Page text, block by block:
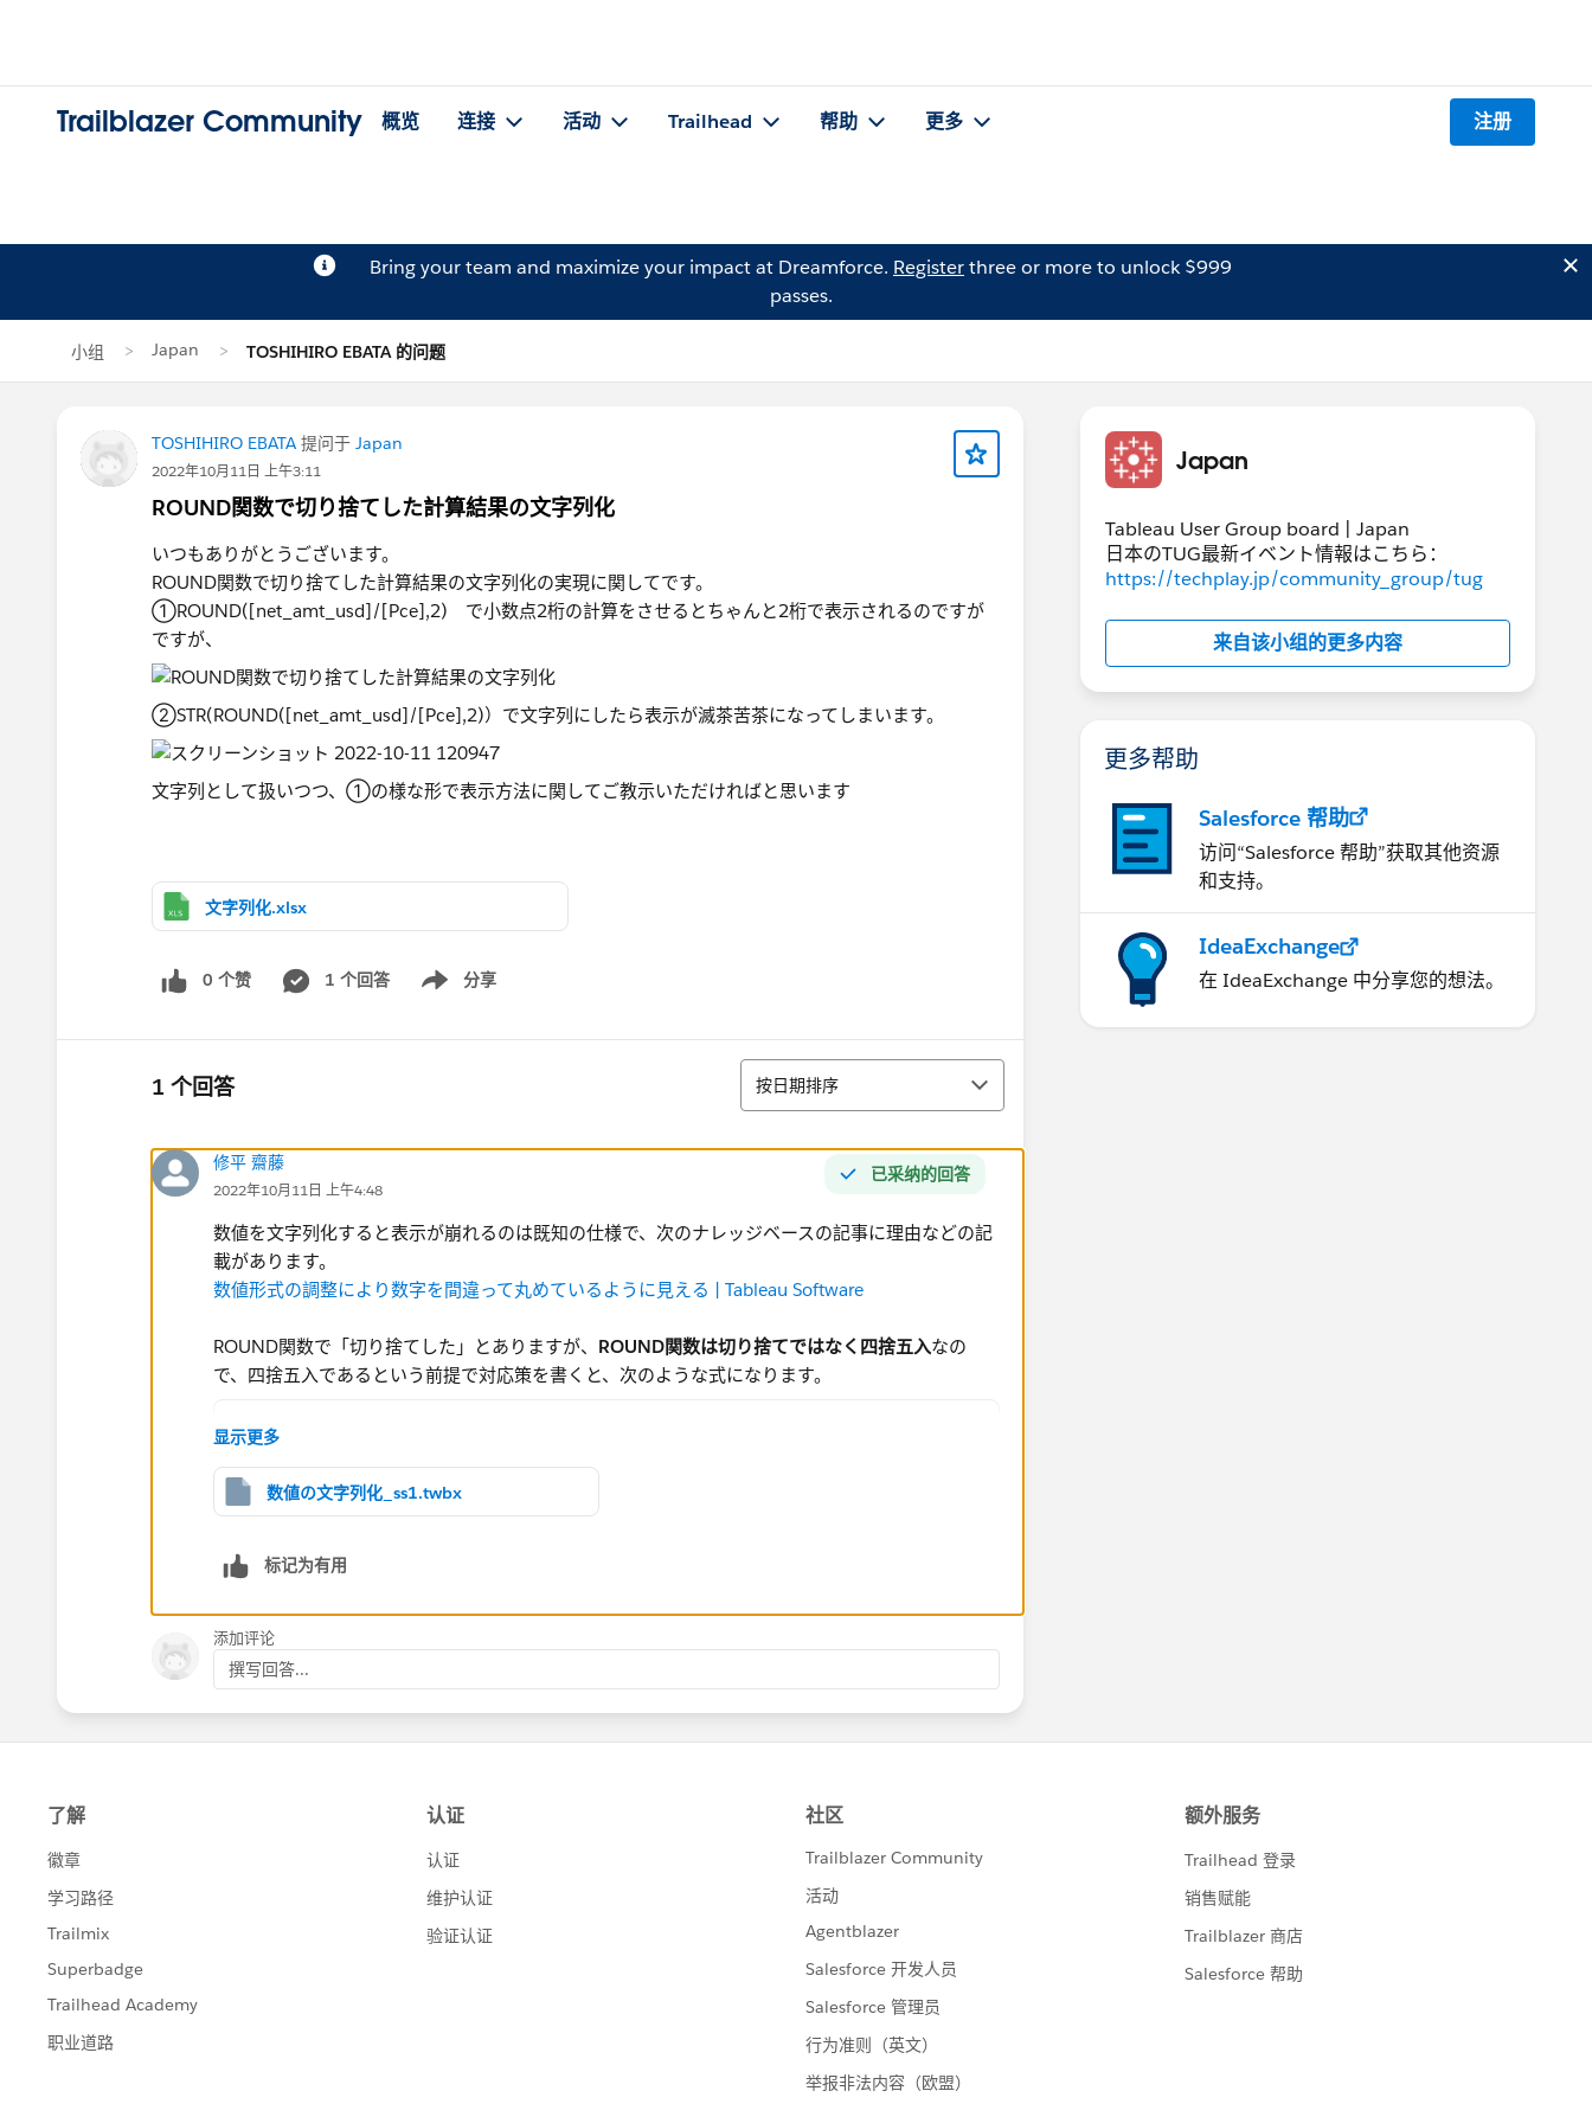
Trailblazer Community 概览 连接 活动 Trailhead 帮助 更多 注册
Bring your team and maximize your impact at Dreamforce. Registerthree or more to unlock $999
passes.
小组 Japan TOSHIHIRO EBATA 的问题
TOSHIHIRO EBATA 提问于 Japan
2022年10月11日 上午3:11
ROUND関数で切り捨てした計算結果の文字列化
いつもありがとうございます。
ROUND関数で切り捨てした計算結果の文字列化の実現に関してです。
①ROUND([net_amt_usd]/[Pce],2) で小数点2桁の計算をさせるとちゃんと2桁で表示されるのですが
ですが、
②STR(ROUND([net_amt_usd]/[Pce],2)）で文字列にしたら表示が滅茶苦茶になってしまいます。
文字列として扱いつつ、①の様な形で表示方法に関してご教示いただければと思います
文字列化.xlsx
0 个赞 1 个回答 分享
Show menu
1 个回答 排序
按日期排序
已采纳的回答
修平 齋藤
2022年10月11日 上午4:48
数値を文字列化すると表示が崩れるのは既知の仕様で、次のナレッジベースの記事に理由などの記
載があります。
数値形式の調整により数字を間違って丸めているように見える | Tableau Software
ROUND関数で「切り捨てした」​とありますが、 ROUND関数は切り捨てではなく四捨五入なの
で、四捨五入であるという前提で対応策を書くと、次のような式になります。​
IF INT(ROUND([元データ], 2)) = ROUND([元データ], 2) OR REGEXP_MATCH(STR(ROUND([元データ], 2)), '\.\d{0,2}$') THEN
ELSE
    IIF(INT([元データ]) = 0, '0', '') +
    '.' +
        STR(ROUND([元データ] * 100)),
        LEN(STR(ROUND([元データ] * 100))) - 1,
        IIF(RIGHT(STR(ROUND([元データ] * 100)), 1) = '0', 1, 2)
    )
END
四捨五入して整数になるか、あるいはSTRを掛けても小数点以下2桁までの表示に収まる（崩れな
い）場合はそのままSTRを掛けます。​そうでないときは元の値に100を掛けてROUNDして強制的に
ートなやり方があるだろうとは思いますが、ご参考まで。
显示更多
数値の文字列化_ss1.twbx
标记为有用
添加评论
撰写回答...
Japan
Tableau User Group board | Japan
日本のTUG最新イベント情報はこちら：
https://techplay.jp/community_group/tug
来自该小组的更多内容
更多帮助
Salesforce 帮助
访问“Salesforce 帮助”获取其他资源
和支持。
IdeaExchange
在 IdeaExchange 中分享您的想法。